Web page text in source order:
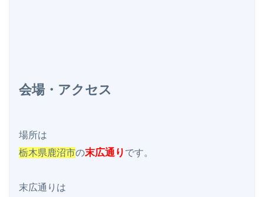
会場・アクセス
栃木県鹿沼市の末広通り です。
末広通りは